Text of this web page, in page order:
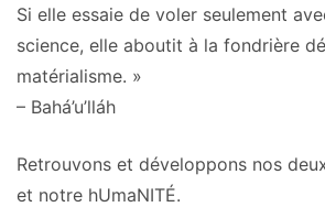
Si elle essaie de voler seulement
science, elle aboutit à la fondrière
matérialisme. »
– Bahá’u’lláh
Retrouvons et développons nos
et notre hUmaNITÉ.